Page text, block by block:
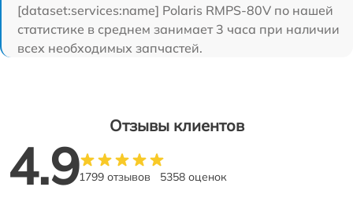
[dataset:services:name] Polaris RMPS-80V по нашей
статистике в среднем занимает 3 часа при наличии
всех необходимых запчастей.
Отзывы клиентов
4.91799 отзывов 5358 оценок